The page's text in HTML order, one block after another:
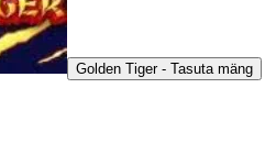
Golden Tiger - Tasuta mäng